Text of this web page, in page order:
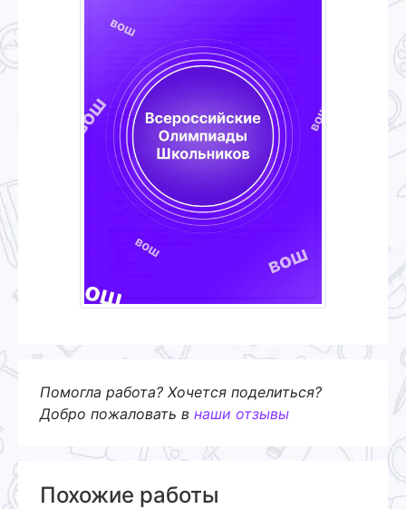
Помогла работа? Хочется поделиться?
Добро пожаловать в наши отзывы
Похожие работы